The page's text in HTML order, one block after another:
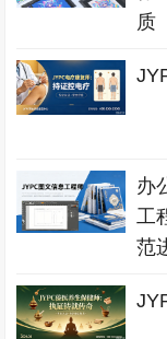
质
办
工
范